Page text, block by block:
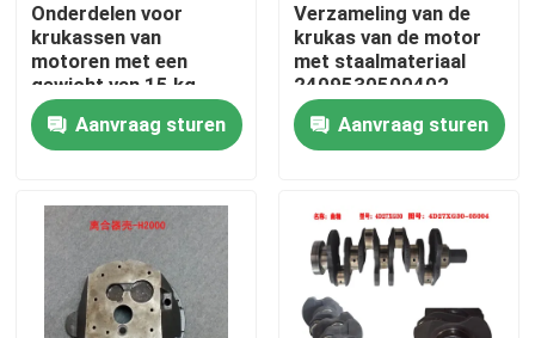
Producten
Video's
Over ons
Fabriekstocht
Onderdelen voor
krukassen van
motoren met een
gewicht van 15 kg
Xinchai A490BPG
C490BPG
Dieselmotoren
Aanvraag sturen
Verzameling van de
krukas van de motor
met staalmateriaal
2409530500402
Aanvraag sturen